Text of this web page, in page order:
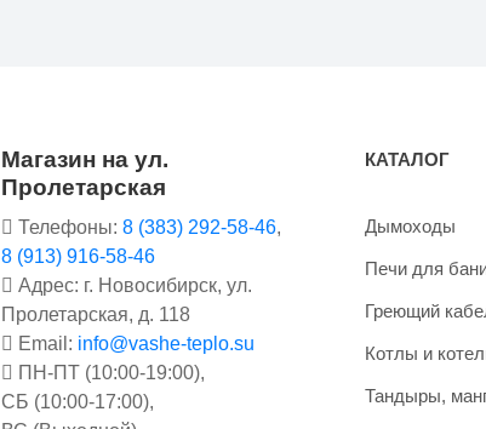
Магазин на ул.
Пролетарская
Телефоны: 8 (383) 292-58-46,
8 (913) 916-58-46
Адрес: г. Новосибирск, ул.
Пролетарская, д. 118
Email: info@vashe-teplo.su
ПН-ПТ (10:00-19:00),
СБ (10:00-17:00),
КАТАЛОГ
Дымоходы
Печи для
Греющий
Котлы и
Тандыры,